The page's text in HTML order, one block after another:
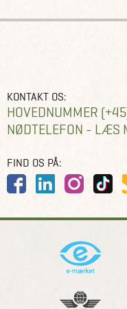
KONTAKT OS:
HOVEDNUMMER
NØDTELEFON - LÆS
FIND OS PÅ: